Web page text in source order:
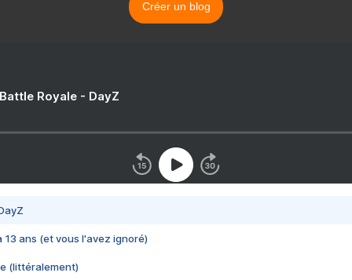
Créer un blog
Royale - DayZ
13 ans (et vous l'avez ignoré)
(littéralement)